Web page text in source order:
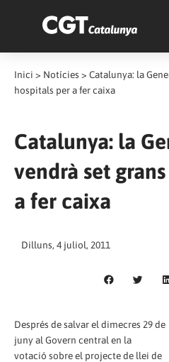
Inici > Notícies > Catalunya: la
hospitals per a fer caixa
Catalunya: la
vendrà set
a fer caixa
Dilluns, 4 juliol, 2011
Després de salvar el dimecres 29 de
juny al Govern central en la
votació sobre el projecte de llei de